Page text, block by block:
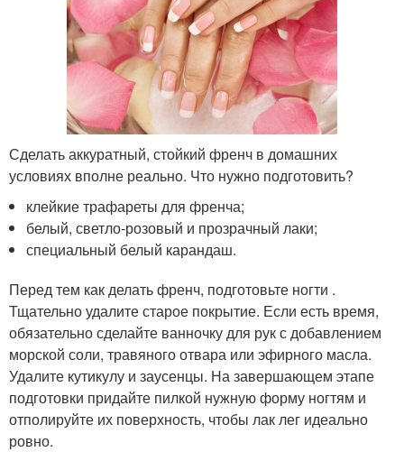
Сделать аккуратный, стойкий френч в домашних
условиях вполне реально. Что нужно подготовить?
клейкие трафареты для френча;
белый, светло-розовый и прозрачный лаки;
специальный белый карандаш.
Перед тем как делать френч, подготовьте ногти .
Тщательно удалите старое покрытие. Если есть время,
обязательно сделайте ванночку для рук с добавлением
морской соли, травяного отвара или эфирного масла.
Удалите кутикулу и заусенцы. На завершающем этапе
подготовки придайте пилкой нужную форму ногтям и
отполируйте их поверхность, чтобы лак лег идеально
ровно.